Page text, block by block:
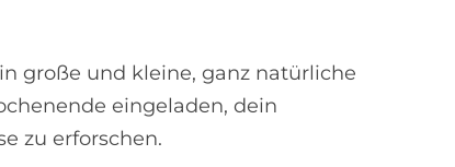
große und kleine, ganz natürliche
eingeladen, dein
zu erforschen.